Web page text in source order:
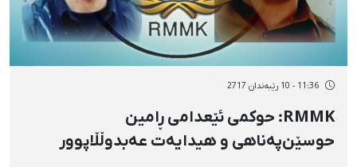
11:36 - 10 رێبەندان 2717
RMMK: حوکمی ئێعدامی ڕامین
حوسێن‌پەناهی و هیدایەت عەبدوڵڵاپوور